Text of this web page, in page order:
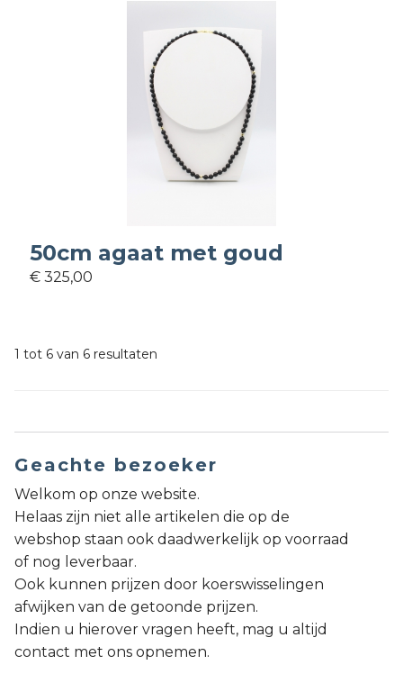
50cm agaat met goud
€ 325,00
1 tot 6 van 6 resultaten
Geachte bezoeker
Welkom op onze website.
Helaas zijn niet alle artikelen die op de
webshop staan ook daadwerkelijk op voorraad
of nog leverbaar.
Ook kunnen prijzen door koerswisselingen
afwijken van de getoonde prijzen.
Indien u hierover vragen heeft, mag u altijd
contact met ons opnemen.